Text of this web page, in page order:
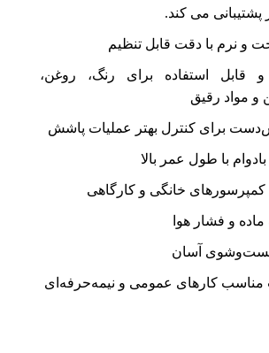
پشتیبانی می کند.
و نرم با دقت قابل تنظیم
و قابل استفاده برای رنگ، روغن،
و مواد رقیق
برای کنترل بهتر عملیات پاشش
با طول عمر بالا
خانگی و کارگاهی
و فشار هوا
آسان
مناسب کارهای عمومی و نیمه‌حرفه‌ای